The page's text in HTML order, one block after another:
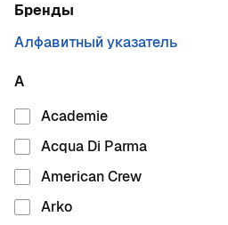
Бренды
Алфавитный указатель
A
Academie
Acqua Di Parma
American Crew
Arko